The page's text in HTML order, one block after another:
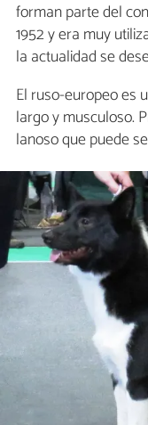
forman parte del
1952 y era muy
la actualidad se
El ruso-europeo es
largo y musculoso.
lanoso que puede